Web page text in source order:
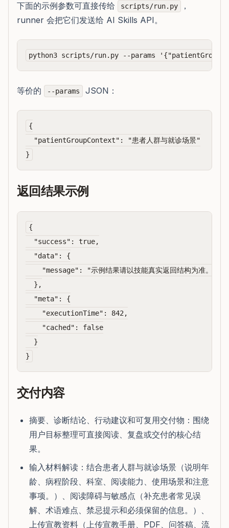
下面的示例参数可直接传给 scripts/run.py
，
runner 会把它们发送给 AI Skills API。
等价的 --params JSON：
{
  "patientGroupContext": "患者人群与就诊场景"
返回结果示例
{
  "success": true,
  "data": {
    "message": "示例结果请以技能真实返回结构为准。"
  },
  "meta": {
    "executionTime": 842,
    "cached": false
  }
交付内容
摘要、诊断结论、行动建议和可复用交付物：围绕
用户目标整理可直接阅读、复盘或交付的核心结
果。
输入材料解读：结合患者人群与就诊场景（说明年
龄、病程阶段、科室、阅读能力、使用场景和注意
事项。）、阅读障碍与敏感点（补充患者常见误
解、术语难点、禁忌提示和必须保留的信息。）、
上传宣教资料（上传宣教手册、PDF、问答稿、流